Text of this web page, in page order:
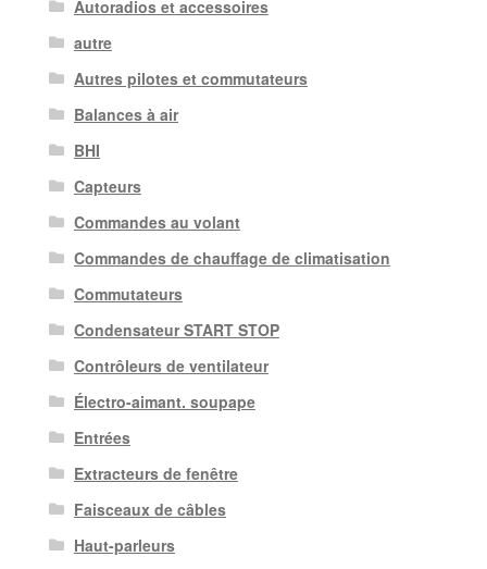
Autoradios et accessoires
autre
Autres pilotes et commutateurs
Balances à air
BHI
Capteurs
Commandes au volant
Commandes de chauffage de climatisation
Commutateurs
Condensateur START STOP
Contrôleurs de ventilateur
Électro-aimant. soupape
Entrées
Extracteurs de fenêtre
Faisceaux de câbles
Haut-parleurs